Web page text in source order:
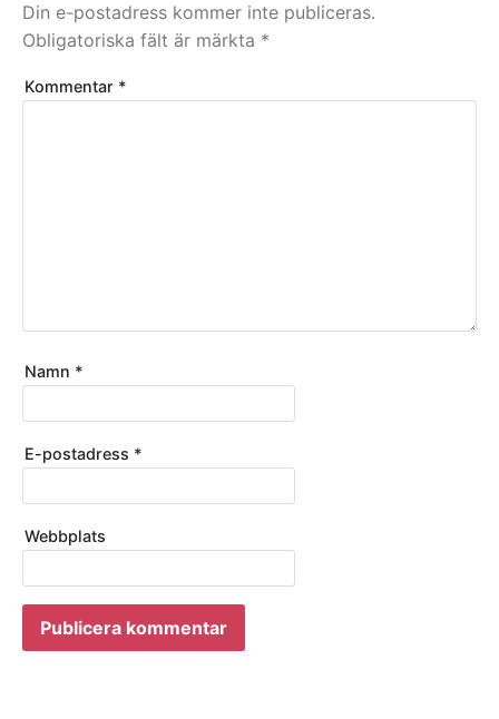
Din e-postadress kommer inte publiceras.
Obligatoriska fält är märkta *
Kommentar *
Namn *
E-postadress *
Webbplats